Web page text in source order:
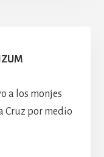
a los monjes
Cruz por medio